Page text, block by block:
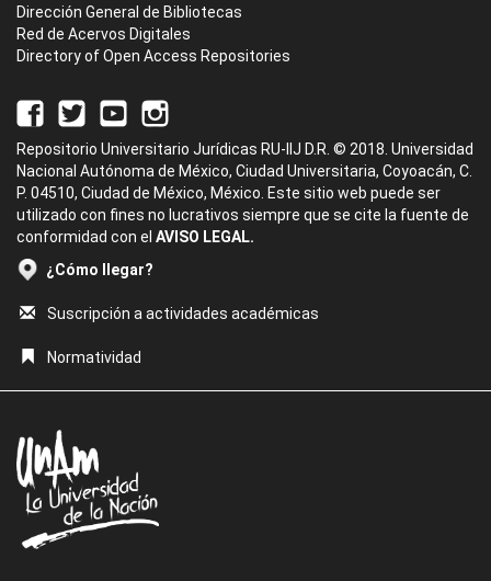
Dirección General de Bibliotecas
Red de Acervos Digitales
Directory of Open Access Repositories
Repositorio Universitario Jurídicas RU-IIJ D.R. © 2018. Universidad
Nacional Autónoma de México, Ciudad Universitaria, Coyoacán, C.
P. 04510, Ciudad de México, México. Este sitio web puede ser
utilizado con fines no lucrativos siempre que se cite la fuente de
conformidad con el AVISO LEGAL.
¿Cómo llegar?
Suscripción a actividades académicas
Normatividad